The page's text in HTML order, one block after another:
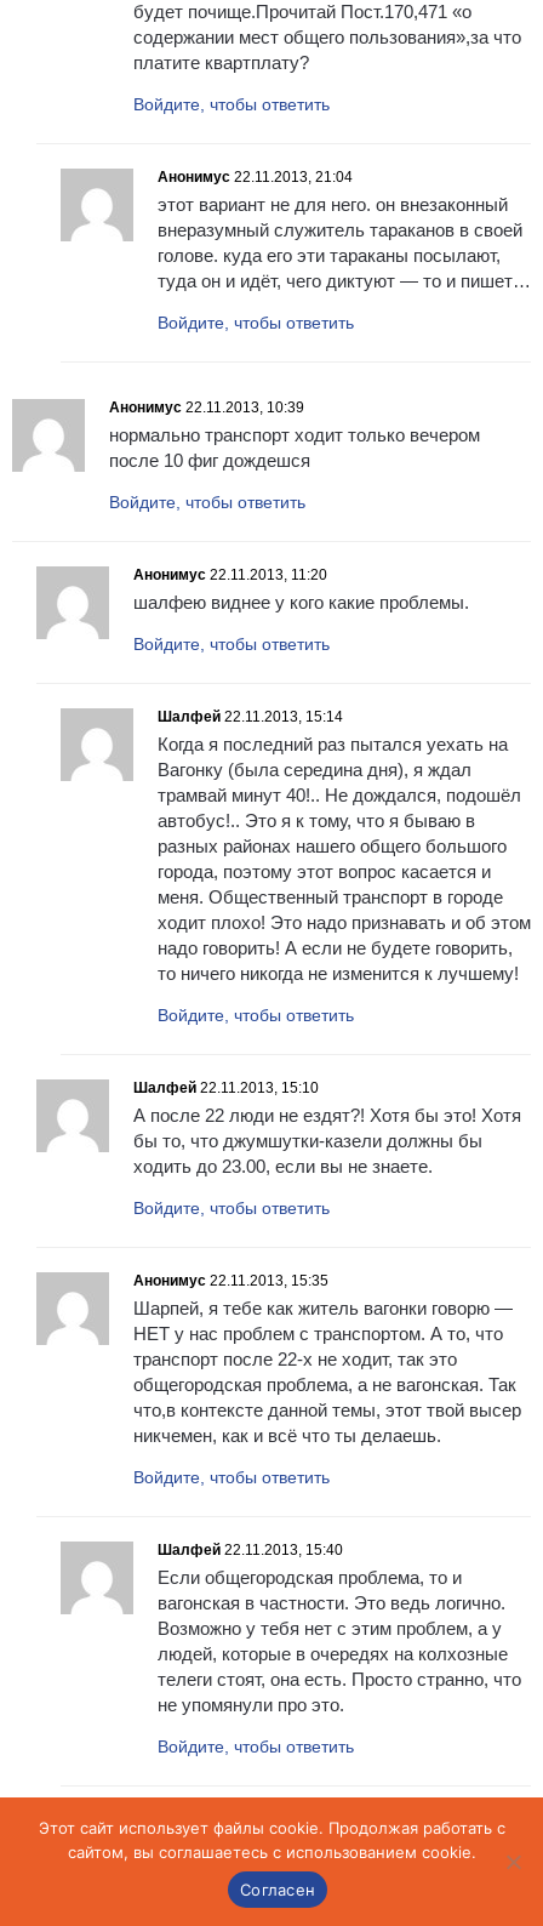
будет почище.Прочитай Пост.170,471 «о
содержании мест общего пользования»,за что
платите квартплату?
Войдите, чтобы ответить
Анонимус 22.11.2013, 21:04
этот вариант не для него. он внезаконный
внеразумный служитель тараканов в своей
голове. куда его эти тараканы посылают,
туда он и идёт, чего диктуют — то и пишет…
Войдите, чтобы ответить
Анонимус 22.11.2013, 10:39
нормально транспорт ходит только вечером
после 10 фиг дождешся
Войдите, чтобы ответить
Анонимус 22.11.2013, 11:20
шалфею виднее у кого какие проблемы.
Войдите, чтобы ответить
Шалфей 22.11.2013, 15:14
Когда я последний раз пытался уехать на
Вагонку (была середина дня), я ждал
трамвай минут 40!.. Не дождался, подошёл
автобус!.. Это я к тому, что я бываю в
разных районах нашего общего большого
города, поэтому этот вопрос касается и
меня. Общественный транспорт в городе
ходит плохо! Это надо признавать и об этом
надо говорить! А если не будете говорить,
то ничего никогда не изменится к лучшему!
Войдите, чтобы ответить
Шалфей 22.11.2013, 15:10
А после 22 люди не ездят?! Хотя бы это! Хотя
бы то, что джумшутки-казели должны бы
ходить до 23.00, если вы не знаете.
Войдите, чтобы ответить
Анонимус 22.11.2013, 15:35
Шарпей, я тебе как житель вагонки говорю —
НЕТ у нас проблем с транспортом. А то, что
транспорт после 22-х не ходит, так это
общегородская проблема, а не вагонская. Так
что,в контексте данной темы, этот твой высер
никчемен, как и всё что ты делаешь.
Войдите, чтобы ответить
Шалфей 22.11.2013, 15:40
Если общегородская проблема, то и
вагонская в частности. Это ведь логично.
Возможно у тебя нет с этим проблем, а у
людей, которые в очередях на колхозные
телеги стоят, она есть. Просто странно, что
не упомянули про это.
Войдите, чтобы ответить
Ольга Рыжих 22.11.2013, 15:43
Не упомянули потому, что вопросов
таких не задали. А раз не задали… Умей
делать выводы
Этот сайт использует файлы cookie. Продолжая работать с
сайтом, вы соглашаетесь с использованием cookie.
Согласен